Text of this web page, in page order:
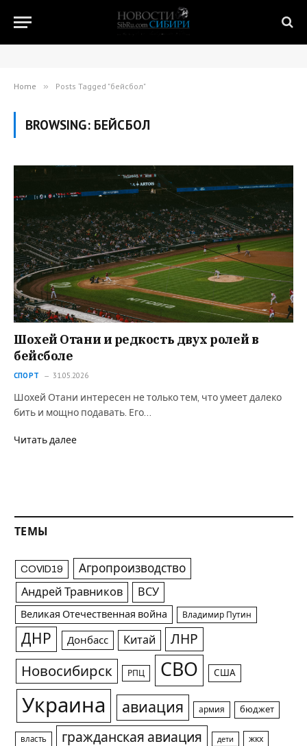
Home » Posts Tagged "бейсбол"
BROWSING: БЕЙСБОЛ
Шохей Отани и редкость двух ролей в
бейсболе
СПОРТ 31.05.2026
Шохей Отани интересен не только тем, что умеет далеко
бить и мощно подавать. Его…
Читать далее
ТЕМЫ
COVID19 Агропроизводство
Андрей Травников ВСУ
Великая Отечественная война Владимир Путин
ДНР Донбасс Китай ЛНР
Новосибирск РПЦ СВО США
Украина авиация армия бюджет
власть гражданская авиация дети жкх